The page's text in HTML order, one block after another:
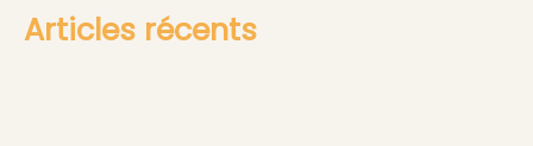
Articles récents